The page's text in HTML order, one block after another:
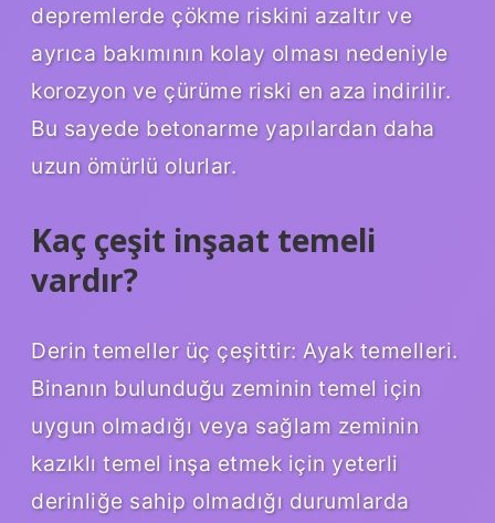
depremlerde çökme riskini azaltır ve
ayrıca bakımının kolay olması nedeniyle
korozyon ve çürüme riski en aza indirilir.
Bu sayede betonarme yapılardan daha
uzun ömürlü olurlar.
Kaç çeşit inşaat temeli
vardır?
Derin temeller üç çeşittir: Ayak temelleri.
Binanın bulunduğu zeminin temel için
uygun olmadığı veya sağlam zeminin
kazıklı temel inşa etmek için yeterli
derinliğe sahip olmadığı durumlarda